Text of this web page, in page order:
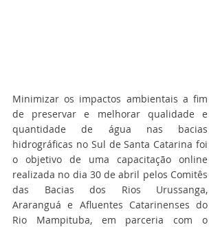
Minimizar os impactos ambientais a fim
de preservar e melhorar qualidade e
quantidade de água nas bacias
hidrográficas no Sul de Santa Catarina foi
o objetivo de uma capacitação online
realizada no dia 30 de abril pelos Comitês
das Bacias dos Rios Urussanga,
Araranguá e Afluentes Catarinenses do
Rio Mampituba, em parceria com o